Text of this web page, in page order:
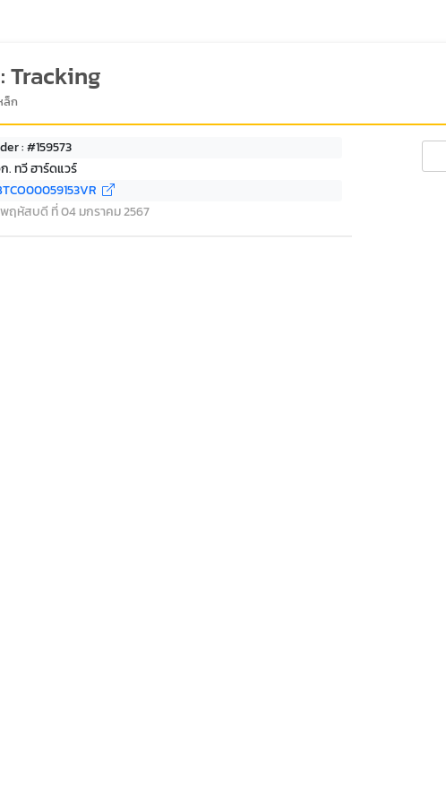
Tracking
ล็ก
: #159573
. ทวี ฮาร์ดแวร์
ฤหัสบดี ที่ 04 มกราคม 2567